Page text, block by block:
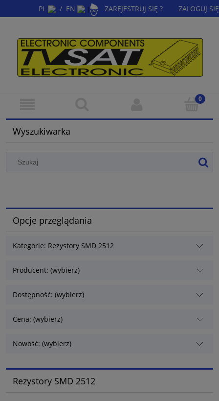
PL / EN | ZAREJESTRUJ SIĘ ? ZALOGUJ SIĘ
Wyszukiwarka
Opcje przeglądania
Kategorie: Rezystory SMD 2512
Producent: (wybierz)
Dostępność: (wybierz)
Cena: (wybierz)
Nowość: (wybierz)
Rezystory SMD 2512